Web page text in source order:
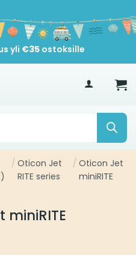
yli €35ostoksille
/ Oticon Jet
RITE series
/ Oticon Jet
miniRITE
miniRITE